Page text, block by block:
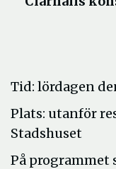
Tid: lördagen
Plats: utanför
Stadshuset
På